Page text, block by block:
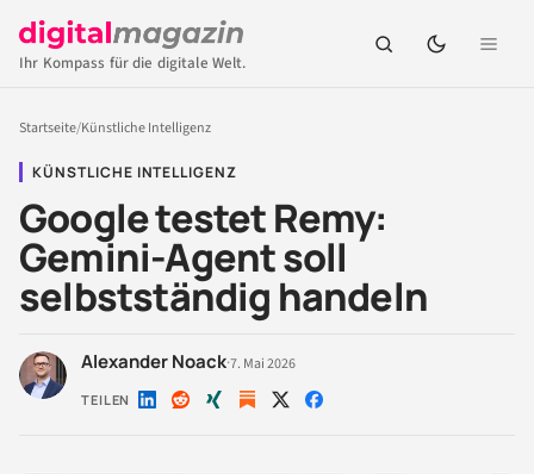
Ihr Kompass für die digitale Welt.
Startseite/Künstliche Intelligenz
KÜNSTLICHE INTELLIGENZ
Google testet Remy:
Gemini-Agent soll
selbstständig handeln
Alexander Noack·7. Mai 2026
TEILEN Auf Auf Auf Auf Auf